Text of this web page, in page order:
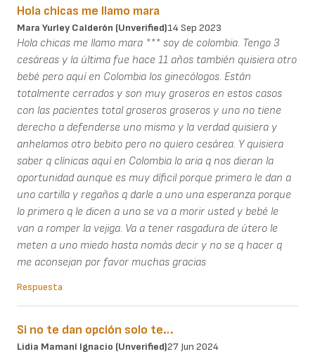
Hola chicas me llamo mara
Mara Yurley Calderón (unverified)14 Sep 2023
Hola chicas me llamo mara *** soy de colombia. Tengo 3
cesáreas y la última fue hace 11 años también quisiera otro
bebé pero aquí en Colombia los ginecólogos. Están
totalmente cerrados y son muy groseros en estos casos
con las pacientes total groseros groseros y uno no tiene
derecho a defenderse uno mismo y la verdad quisiera y
anhelamos otro bebito pero no quiero cesárea. Y quisiera
saber q clínicas aquí en Colombia lo aria q nos dieran la
oportunidad aunque es muy díficil porque primero le dan a
uno cartilla y regaños q darle a uno una esperanza porque
lo primero q le dicen a uno se va a morir usted y bebé le
van a romper la vejiga. Va a tener rasgadura de útero le
meten a uno miedo hasta nomás decir y no se q hacer q
me aconsejan por favor muchas gracias
Respuesta
Si no te dan opción solo te…
Lidia Mamaní Ignacio (unverified)27 Jun 2024